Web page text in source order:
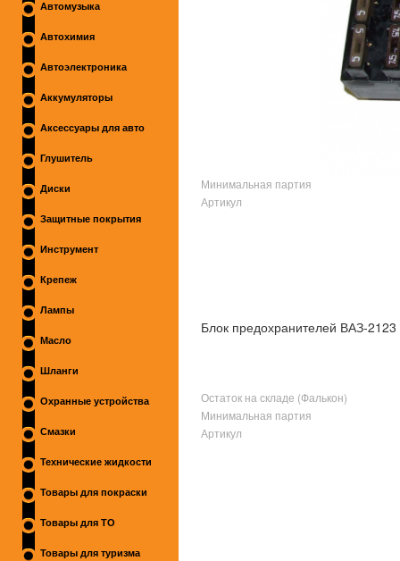
Автомузыка
Автохимия
Автоэлектроника
Аккумуляторы
Аксессуары для авто
Глушитель
Диски
Защитные покрытия
Инструмент
Крепеж
Лампы
Масло
Шланги
Охранные устройства
Смазки
Технические жидкости
Товары для покраски
Товары для ТО
Товары для туризма
Минимальная партия
Артикул
Блок предохранителей ВАЗ-2123
Остаток на складе (Фалькон)
Минимальная партия
Артикул